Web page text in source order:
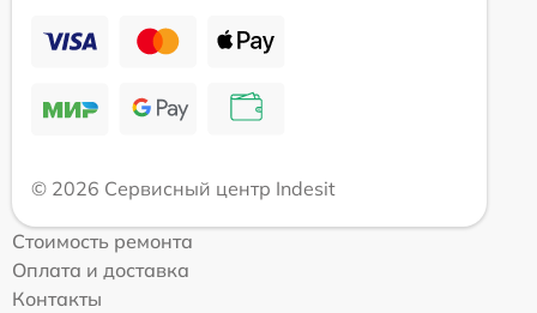
© 2026 Сервисный центр Indesit
Стоимость ремонта
Оплата и доставка
Контакты